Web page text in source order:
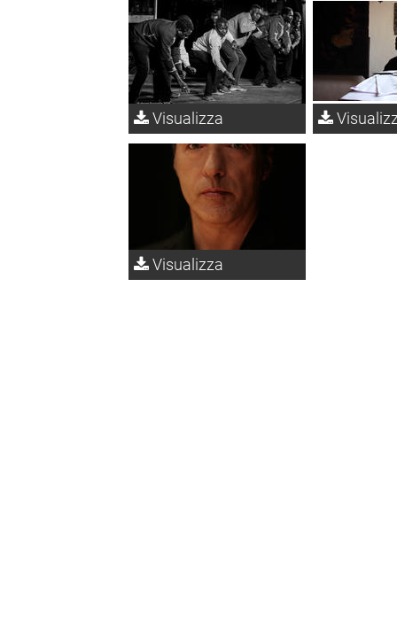
Visualizza
Visualizza